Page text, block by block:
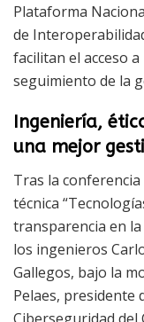
Plataforma
de
facilitan el acceso
seguimiento de la
Ingeniería,
una mejor
Tras la
técnica
transparencia en
los ingenieros
Gallegos, bajo la
Pelaes, presidente